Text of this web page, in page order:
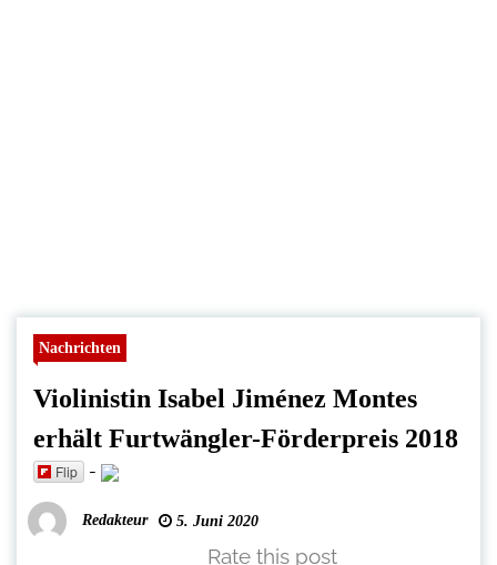
Nachrichten
Violinistin Isabel Jiménez Montes
erhält Furtwängler-Förderpreis 2018
Flip -
Redakteur 5. Juni 2020
Rate this post